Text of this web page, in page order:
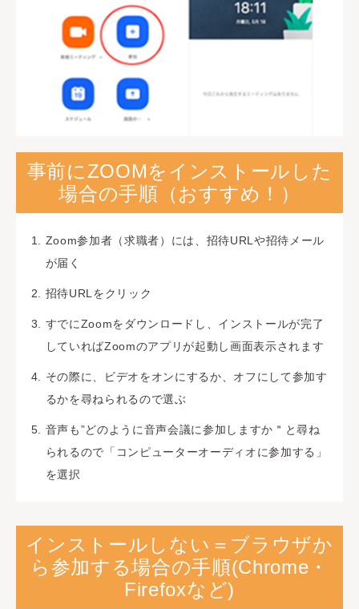
事前にZOOMをインストールした
場合の手順（おすすめ！）
Zoom参加者（求職者）には、招待URLや招待メール
が届く
招待URLをクリック
すでにZoomをダウンロードし、インストールが完了
していればZoomのアプリが起動し画面表示されます
その際に、ビデオをオンにするか、オフにして参加す
るかを尋ねられるので選ぶ
音声も”どのように音声会議に参加しますか＂と尋ね
られるので「コンピューターオーディオに参加する」
を選択
インストールしない＝ブラウザか
ら参加する場合の手順(Chrome・
Firefoxなど)